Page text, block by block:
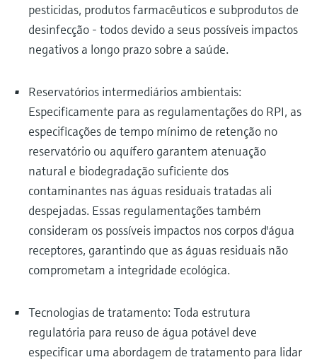
pesticidas, produtos farmacêuticos e subprodutos de
desinfecção - todos devido a seus possíveis impactos
negativos a longo prazo sobre a saúde.
Reservatórios intermediários ambientais:
Especificamente para as regulamentações do RPI, as
especificações de tempo mínimo de retenção no
reservatório ou aquífero garantem atenuação
natural e biodegradação suficiente dos
contaminantes nas águas residuais tratadas ali
despejadas. Essas regulamentações também
consideram os possíveis impactos nos corpos d'água
receptores, garantindo que as águas residuais não
comprometam a integridade ecológica.
Tecnologias de tratamento: Toda estrutura
regulatória para reuso de água potável deve
especificar uma abordagem de tratamento para lidar